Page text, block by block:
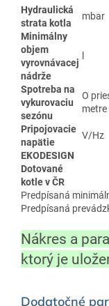
Hydraulická
strata kotla
mbar
Minimálny
objem
vyrovnávacej
nádrže
l
Spotreba na
vykurovaciu
sezónu
O
metre
Pripojovacie
napätie
V/Hz
EKODESIGN
Dotované
kotle v ČR
Predpísaná
Predpísaná
Nákres a
ktorý je
Dodatočné